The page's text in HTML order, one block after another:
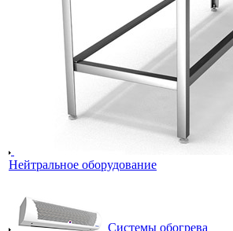
Нейтральное оборудование
Системы обогрева